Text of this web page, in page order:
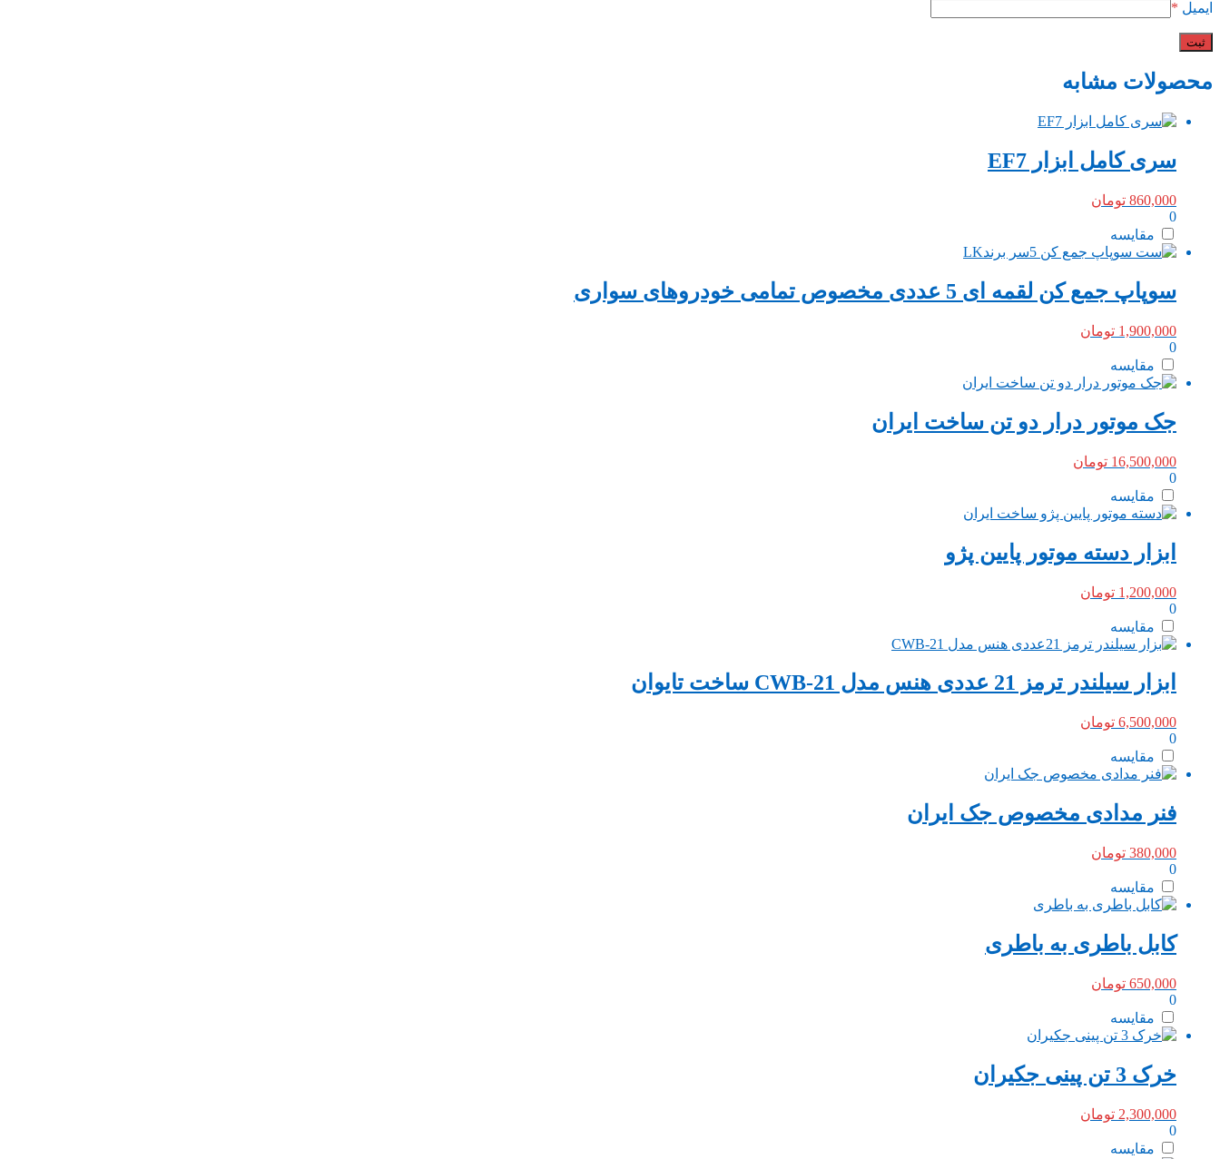
ایمیل *
محصولات مشابه
سری کامل ابزار EF7
860,000 تومان
0
مقایسه
سوپاپ جمع کن لقمه ای 5 عددی مخصوص تمامی خودروهای سواری
1,900,000 تومان
0
مقایسه
جک موتور درار دو تن ساخت ایران
16,500,000 تومان
0
مقایسه
ابزار دسته موتور پایین پژو
1,200,000 تومان
0
مقایسه
ابزار سیلندر ترمز 21 عددی هنس مدل CWB-21 ساخت تایوان
6,500,000 تومان
0
مقایسه
فنر مدادی مخصوص جک ایران
380,000 تومان
0
مقایسه
کابل باطری به باطری
650,000 تومان
0
مقایسه
خرک 3 تن پینی جکیران
2,300,000 تومان
0
مقایسه